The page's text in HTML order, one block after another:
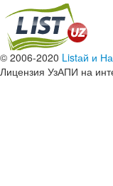
© 2006-2020 Listай и
Лицензия УзАПИ на